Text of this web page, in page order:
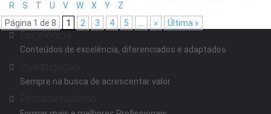
R
S T U V W X Y
Z
Página 1 de 8
1 2 3 4 5 » Última »
Conteúdos de excelência, diferenciados e adaptados
Sempre na busca de acrescentar valor